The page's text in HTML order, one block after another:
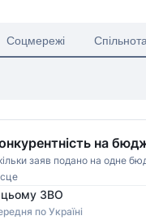
Соцмережі Спільнота
на
заяв подано на одне
ЗВО
по Україні